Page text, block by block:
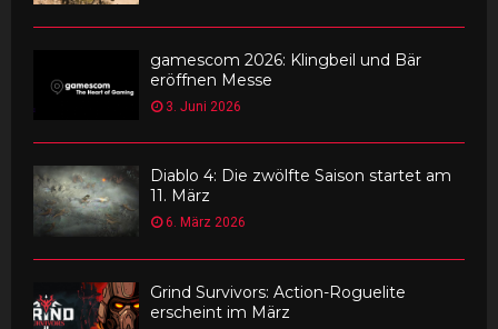
gamescom 2026: Klingbeil und Bär
eröffnen Messe
3. Juni 2026
Diablo 4: Die zwölfte Saison startet am
11. März
6. März 2026
Grind Survivors: Action-Roguelite
erscheint im März